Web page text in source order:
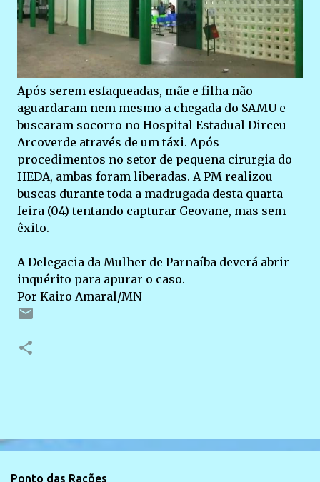
Após serem esfaqueadas, mãe e filha não
aguardaram nem mesmo a chegada do SAMU e
buscaram socorro no Hospital Estadual Dirceu
Arcoverde através de um táxi. Após
procedimentos no setor de pequena cirurgia do
HEDA, ambas foram liberadas. A PM realizou
buscas durante toda a madrugada desta quarta-
feira (04) tentando capturar Geovane, mas sem
êxito.
A Delegacia da Mulher de Parnaíba deverá abrir
inquérito para apurar o caso.
Por Kairo Amaral/MN
Ponto das Rações